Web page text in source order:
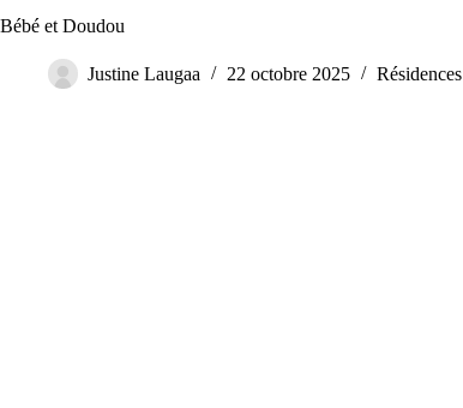
Bébé et Doudou
Justine Laugaa 22 octobre 2025 Résidences